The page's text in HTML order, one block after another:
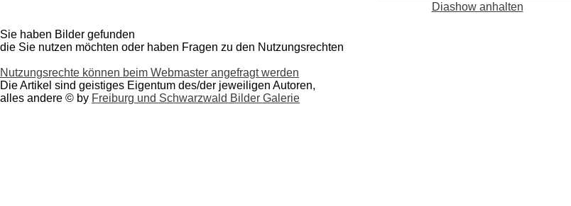
Diashow anhalten
Sie haben Bilder gefunden
die Sie nutzen möchten oder haben Fragen zu den Nutzungsrechten
Nutzungsrechte können beim Webmaster angefragt werden
Die Artikel sind geistiges Eigentum des/der jeweiligen Autoren,
alles andere © by Freiburg und Schwarzwald Bilder Galerie